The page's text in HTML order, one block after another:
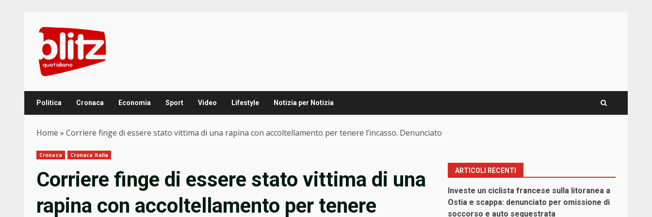
content
Politica Cronaca Economia Sport Video Lifestyle Notizia per Notizia
Home » Corriere finge di essere stato vittima di una rapina con accoltellamento per tenere l’incasso. Denunciato
Cronaca Cronaca Italia
Corriere finge di essere stato vittima di una
rapina con accoltellamento per tenere
ARTICOLI RECENTI
Investe un ciclista francese sulla litoranea a
Ostia e scappa: denunciato per omissione di
soccorso e auto sequestrata